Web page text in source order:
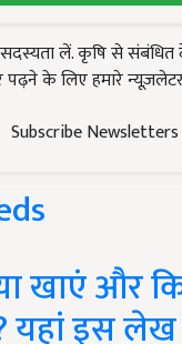
लें. कृषि से
के लिए हमारे
Subscribe Newsletters
खाएं और
इस लेख